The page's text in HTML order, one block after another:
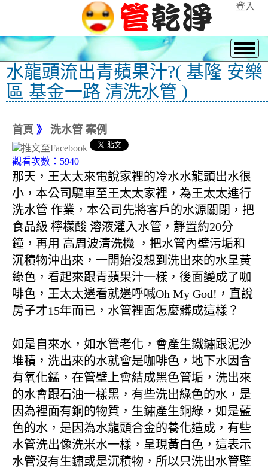
登入
水龍頭流出青蘋果汁?( 基隆 安樂
區 基金一路 清洗水管 )
首頁 》 洗水管 案例
觀看次數：5940
那天，王太太來電說家裡的冷水水龍頭出水很
小，本公司驅車至王太太家裡，為王太太進行
洗水管 作業，本公司先將客戶的水源關閉，把
食品級 檸檬酸 溶液灌入水管，靜置約20分
鐘，再用 高周波清洗機 ，把水管內壁污垢和
沉積物沖出來，一開始沒想到洗出來的水呈黃
綠色，看起來跟青蘋果汁一樣，後面變成了咖
啡色，王太太邊看就邊呼喊Oh My God!，直說
房子才15年而已，水管裡面怎麼髒成這樣？
如是自來水，如水管老化，會產生鐵鏽跟泥沙
堆積，洗出來的水就會是咖啡色，地下水因含
有氧化錳，在管壁上會結成黑色管垢，洗出來
的水會跟石油一樣黑，有些洗出綠色的水，是
因為裡面有銅的物質，生鏽產生銅綠，如是藍
色的水，是因為水龍頭合金的養化造成，有些
水管洗出像洗米水一樣，呈現黃白色，這表示
水管沒有生鏽或是沉積物，所以只洗出水管壁